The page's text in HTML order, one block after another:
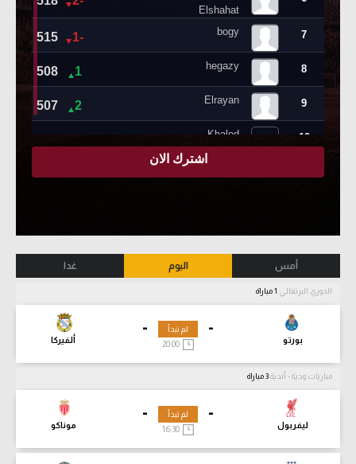
أمس اليوم غدا
الدوري البرتغالي
-
بورتو
-
ألفيركا
لم تبدأ
مباريات ودية - أندية
-
ليفربول
-
موناكو
لم تبدأ